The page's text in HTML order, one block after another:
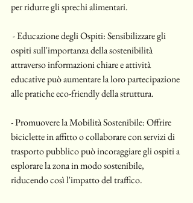
per ridurre gli sprechi alimentari.
ospiti sull'importanza della sostenibilità
attraverso informazioni chiare e attività
educative può aumentare la loro partecipazione
alle pratiche eco-friendly della struttura.
- Promuovere la Mobilità Sostenibile: Offrire
biciclette in affitto o collaborare con servizi di
trasporto pubblico può incoraggiare gli ospiti a
esplorare la zona in modo sostenibile,
riducendo così l'impatto del traffico.